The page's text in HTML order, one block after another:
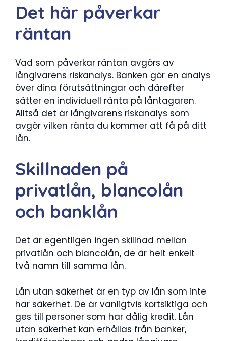
Det här påverkar
räntan
Vad som påverkar räntan avgörs av
långivarens riskanalys. Banken gör en analys
över dina förutsättningar och därefter
sätter en individuell ränta på låntagaren.
Alltså det är långivarens riskanalys som
avgör vilken ränta du kommer att få på ditt
lån.
Skillnaden på
privatlån, blancolån
och banklån
Det är egentligen ingen skillnad mellan
privatlån och blancolån, de är helt enkelt
två namn till samma lån.
Lån utan säkerhet är en typ av lån som inte
har säkerhet. De är vanligtvis kortsiktiga och
ges till personer som har dålig kredit. Lån
utan säkerhet kan erhållas från banker,